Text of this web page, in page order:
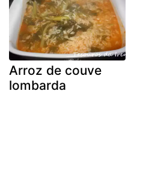
Arroz de couve
lombarda